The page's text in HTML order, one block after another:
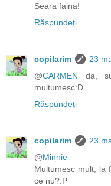
Seara faina!
Răspundeți
copilarim
23
@CARMEN da,
multumesc:D
Răspundeți
copilarim
23
@Minnie
Multumesc mult, la
ce nu?:P